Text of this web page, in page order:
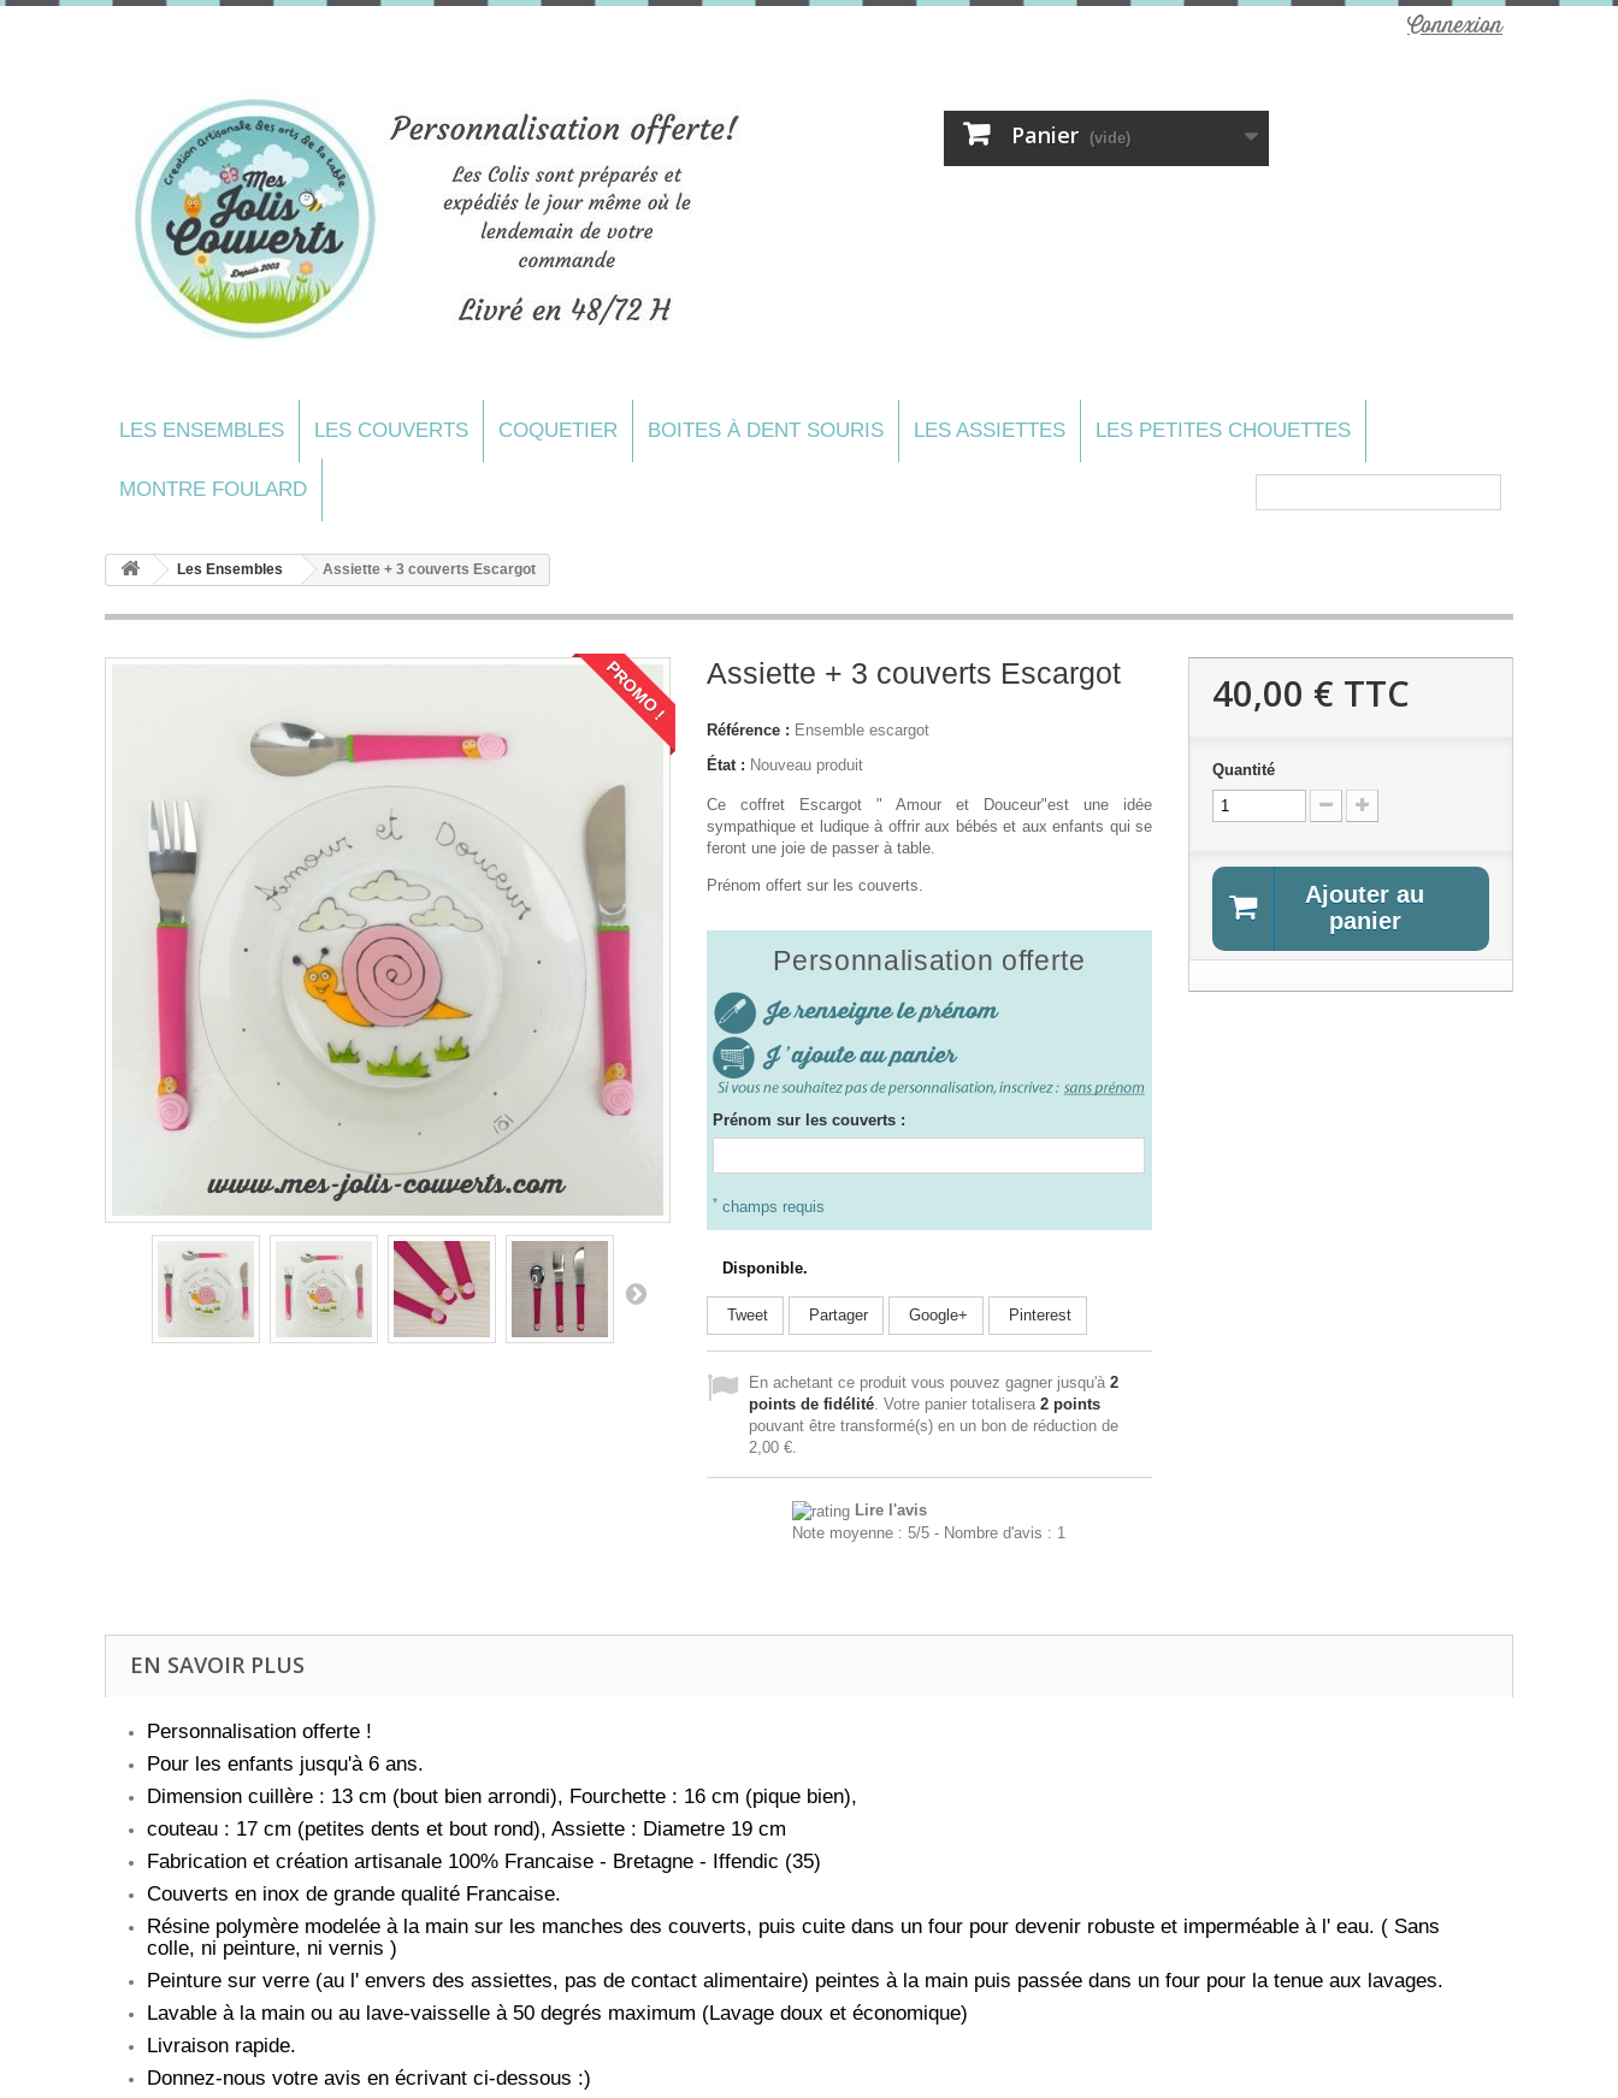
Connexion
Panier (vide)
LES ENSEMBLES LES COUVERTS COQUETIER BOITES À DENT SOURIS LES ASSIETTES LES PETITES CHOUETTES
MONTRE FOULARD
Les Ensembles Assiette + 3 couverts Escargot
PROMO ! Assiette + 3 couverts Escargot
Référence : Ensemble escargot
État : Nouveau produit
Ce coffret Escargot " Amour et Douceur"est une idée
sympathique et ludique à offrir aux bébés et aux enfants qui se
feront une joie de passer à table.
Prénom offert sur les couverts.
Personnalisation offerte
Prénom sur les couverts :
* champs requis
Disponible.
Tweet Partager Google+ Pinterest
En achetant ce produit vous pouvez gagner jusqu'à 2
points de fidélité. Votre panier totalisera 2 points
pouvant être transformé(s) en un bon de réduction de
2,00 €.
Lire l'avis
Note moyenne :5/5 - Nombre d'avis : 1
40,00 € TTC
Quantité
Ajouter au
panier
EN SAVOIR PLUS
Personnalisation offerte !
Pour les enfants jusqu'à 6 ans.
Dimension cuillère : 13 cm (bout bien arrondi), Fourchette : 16 cm (pique bien),
couteau : 17 cm (petites dents et bout rond), Assiette : Diametre 19 cm
Fabrication et création artisanale 100% Francaise - Bretagne - Iffendic (35)
Couverts en inox de grande qualité Francaise.
Résine polymère modelée à la main sur les manches des couverts, puis cuite dans un four pour devenir robuste et imperméable à l' eau. ( Sans
colle, ni peinture, ni vernis )
Peinture sur verre (au l' envers des assiettes, pas de contact alimentaire) peintes à la main puis passée dans un four pour la tenue aux lavages.
Lavable à la main ou au lave-vaisselle à 50 degrés maximum (Lavage doux et économique)
Livraison rapide.
Donnez-nous votre avis en écrivant ci-dessous :)